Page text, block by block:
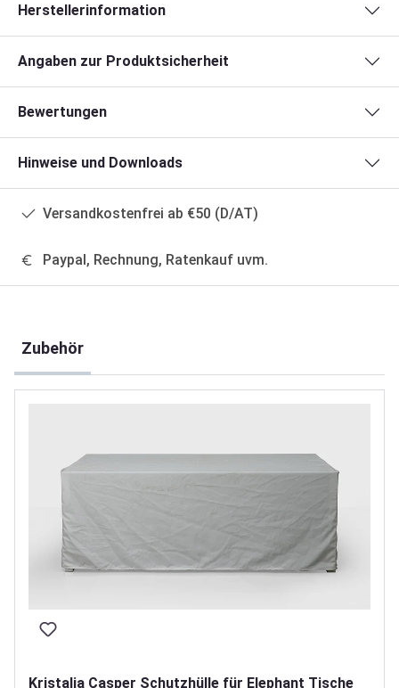
Herstellerinformation
Angaben zur Produktsicherheit
Bewertungen
Hinweise und Downloads
Versandkostenfrei ab €50 (D/AT)
Paypal, Rechnung, Ratenkauf uvm.
Zubehör
Kristalia Casper Schutzhülle für Elephant Tische